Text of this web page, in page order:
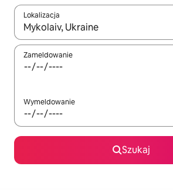
Lokalizacja
Gdy wyniki będą dostępne, możesz
Zameldowanie
Wymeldowanie
Szukaj